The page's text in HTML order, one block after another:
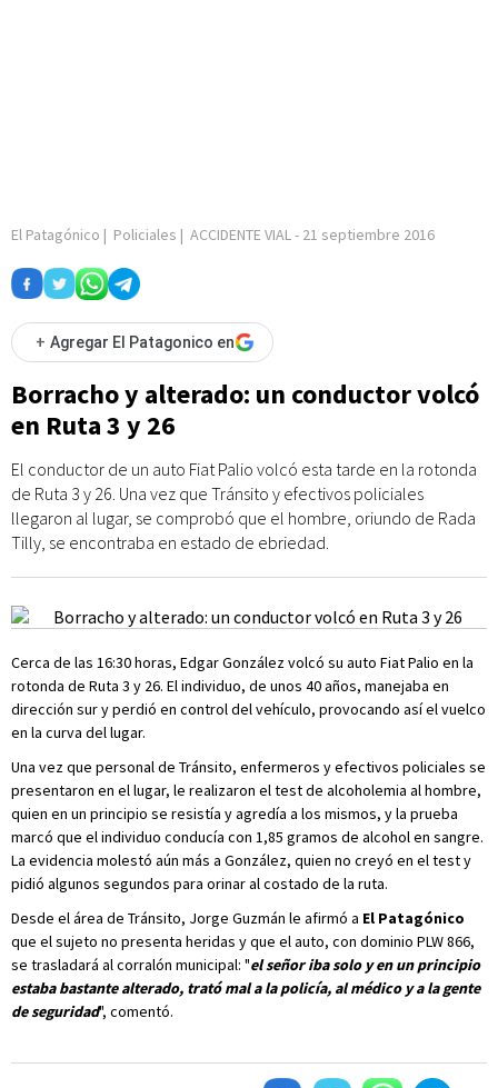
El Patagónico | Policiales | ACCIDENTE VIAL- 21 septiembre 2016
+ Agregar El Patagonico en
Borracho y alterado: un conductor volcó
en Ruta 3 y 26
El conductor de un auto Fiat Palio volcó esta tarde en la rotonda
de Ruta 3 y 26. Una vez que Tránsito y efectivos policiales
llegaron al lugar, se comprobó que el hombre, oriundo de Rada
Tilly, se encontraba en estado de ebriedad.
Cerca de las 16:30 horas, Edgar González volcó su auto Fiat Palio en la
rotonda de Ruta 3 y 26. El individuo, de unos 40 años, manejaba en
dirección sur y perdió en control del vehículo, provocando así el vuelco
en la curva del lugar.
Una vez que personal de Tránsito, enfermeros y efectivos policiales se
presentaron en el lugar, le realizaron el test de alcoholemia al hombre,
quien en un principio se resistía y agredía a los mismos, y la prueba
marcó que el individuo conducía con 1,85 gramos de alcohol en sangre.
La evidencia molestó aún más a González, quien no creyó en el test y
pidió algunos segundos para orinar al costado de la ruta.
Desde el área de Tránsito, Jorge Guzmán le afirmó a El Patagónico
que el sujeto no presenta heridas y que el auto, con dominio PLW 866,
se trasladará al corralón municipal: "el señor iba solo y en un principio
estaba bastante alterado, trató mal a la policía, al médico y a la gente
de seguridad", comentó.